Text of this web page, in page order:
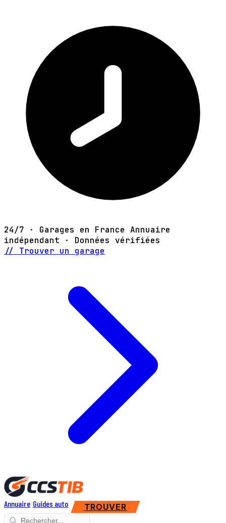
24/7 · Garages en France Annuaire
indépendant · Données vérifiées
// Trouver un garage
Annuaire Guides auto TROUVER